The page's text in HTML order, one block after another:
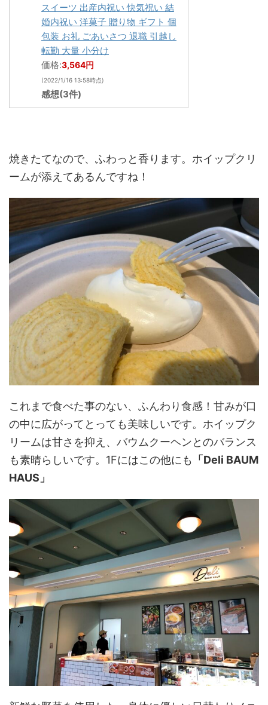
スイーツ 出産内祝い 快気祝い 結
婚内祝い 洋菓子 贈り物 ギフト 個
包装 お礼 ごあいさつ 退職 引越し
転勤 大量 小分け
価格:3,564円
(2022/1/16 13:58時点)
感想(3件)
焼きたてなので、ふわっと香ります。ホイップクリ
ームが添えてあるんですね！
これまで食べた事のない、ふんわり食感！甘みが口
の中に広がってとっても美味しいです。ホイップク
リームは甘さを抑え、バウムクーヘンとのバランス
も素晴らしいです。1Fにはこの他にも
「Deli BAUM
HAUS」